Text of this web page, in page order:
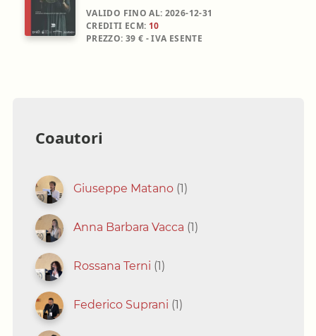
VALIDO FINO AL: 2026-12-31
CREDITI ECM: 10
PREZZO: 39 € - IVA ESENTE
Coautori
Giuseppe Matano(1)
Anna Barbara Vacca (1)
Rossana Terni (1)
Federico Suprani (1)